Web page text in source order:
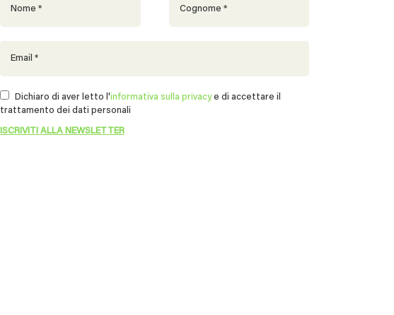
Dichiaro di aver letto l'informativa sulla privacye di accettare il
trattamento dei dati personali